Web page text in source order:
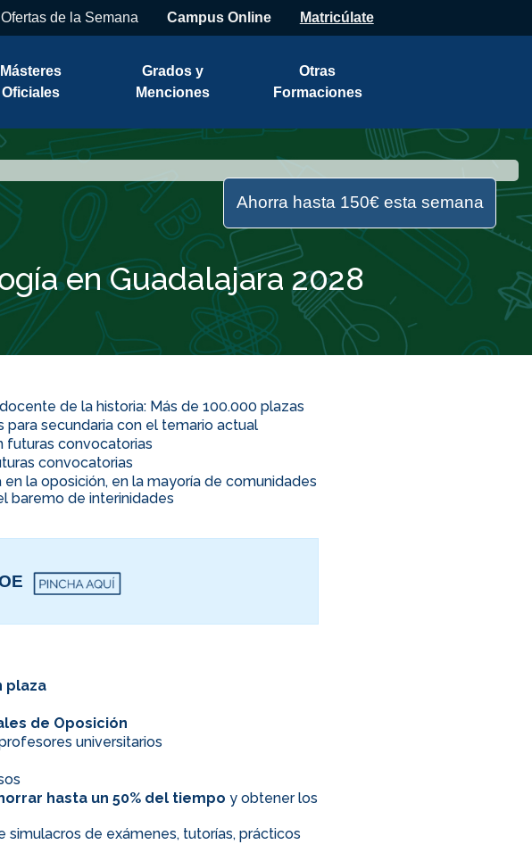
Ofertas de la Semana Campus Online Matricúlate
Másteres
Oficiales
Grados y
Menciones
Otras
Formaciones
Ahorra hasta 150€ esta semana
en Guadalajara 2028
de la historia: Más de 100.000 plazas
secundaria con el temario actual
futuras convocatorias
convocatorias
la oposición, en la mayoría de comunidades
baremo de interinidades
plaza
de Oposición
universitarios
hasta un 50% del tiempo y obtener los
simulacros de exámenes, tutorías, prácticos